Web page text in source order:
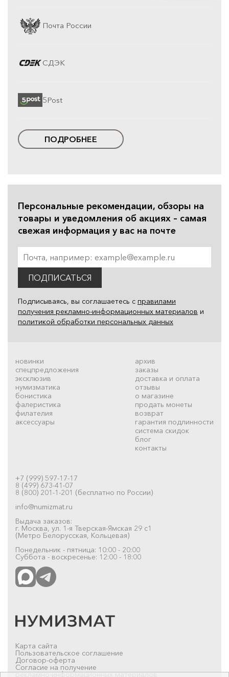
Почта России
СДЭК
5Post
ПОДРОБНЕЕ
Персональные рекомендации, обзоры на
товары и уведомления об акциях – самая
свежая информация у вас на почте
ПОДПИСАТЬСЯ
Подписываясь, вы соглашаетесь с правилами
получения рекламно-информационных материалов и
политикой обработки персональных данных
новинки
спецпредложения
эксклюзив
нумизматика
бонистика
фалеристика
филателия
аксессуары
архив
заказы
доставка и оплата
отзывы
о магазине
продать монеты
возврат
гарантия подлинности
система скидок
блог
контакты
+7 (999) 597-17-17
8 (499) 673-41-07
8 (800) 201-1-201 (бесплатно по России)
info@numizmat.ru
Выдача заказов:
г. Москва, ул. 1-я Тверская-Ямская 29 с1
(Метро Белорусская, Кольцевая)
Понедельник - пятница: 10:00 - 20:00
Суббота - воскресенье: 12:00 - 18:00
Карта сайта
Пользовательское соглашение
Договор-оферта
Согласие на получение
рекламно-информационных материалов